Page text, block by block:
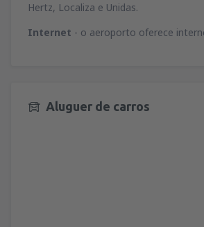
Hertz, Localiza e Unidas.
Internet - o aeroporto oferece
Aluguer de carros